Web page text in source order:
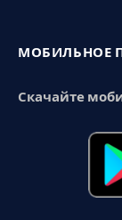
МОБИЛЬНОЕ
Скачайте